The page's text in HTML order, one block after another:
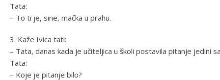
Tata:
– To ti je, sine, mačka u prahu.
3. Kaže Ivica tati:
– Tata, danas kada je učiteljica u školi postavila pitanje jedini
Tata:
– Koje je pitanje bilo?